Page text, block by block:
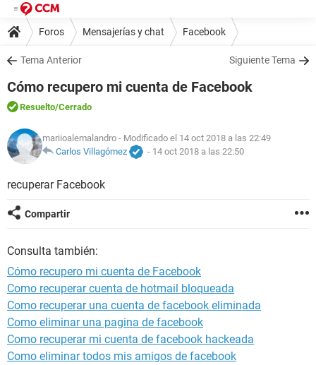
Foros Mensajerías y chat Facebook
Tema Anterior Siguiente Tema
Cómo recupero mi cuenta de Facebook
Resuelto/Cerrado
mariioalemalandro - Modificado el 14 oct 2018 a las 22:49
Carlos Villagómez
- 14 oct 2018 a las 22:50
recuperar Facebook
Compartir
Consulta también:
Cómo recupero mi cuenta de Facebook
Como recuperar cuenta de hotmail bloqueada
Como recuperar una cuenta de facebook eliminada
Como eliminar una pagina de facebook
Como recuperar mi cuenta de facebook hackeada
Como eliminar todos mis amigos de facebook